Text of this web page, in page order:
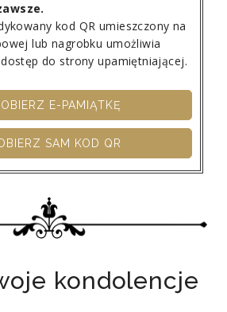
kod QR umieszczony na
lub nagrobku umożliwia
do strony upamiętniającej.
E-PAMIĄTKĘ
SAM KOD QR
kondolencje